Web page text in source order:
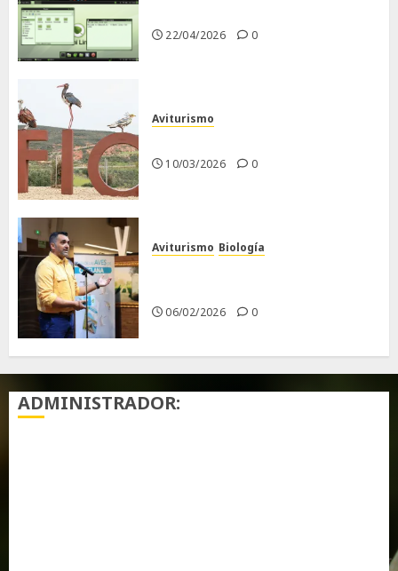
22/04/2026 0
Aviturismo
10/03/2026 0
Aviturismo Biología
06/02/2026 0
ADMINISTRADOR: